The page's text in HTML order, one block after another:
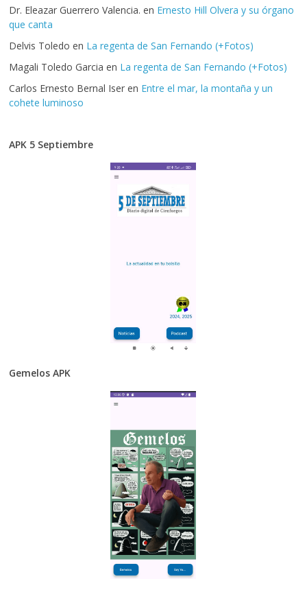
Dr. Eleazar Guerrero Valencia. en Ernesto Hill Olvera y su órgano
que canta
Delvis Toledo en La regenta de San Fernando (+Fotos)
Magali Toledo Garcia en La regenta de San Fernando (+Fotos)
Carlos Ernesto Bernal Iser en Entre el mar, la montaña y un
cohete luminoso
APK 5 Septiembre
Gemelos APK